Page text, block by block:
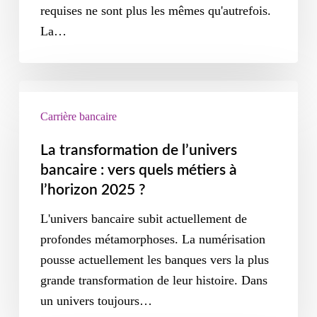
requises ne sont plus les mêmes qu'autrefois.
La…
Carrière bancaire
La transformation de l’univers
bancaire : vers quels métiers à
l’horizon 2025 ?
L'univers bancaire subit actuellement de
profondes métamorphoses. La numérisation
pousse actuellement les banques vers la plus
grande transformation de leur histoire. Dans
un univers toujours…